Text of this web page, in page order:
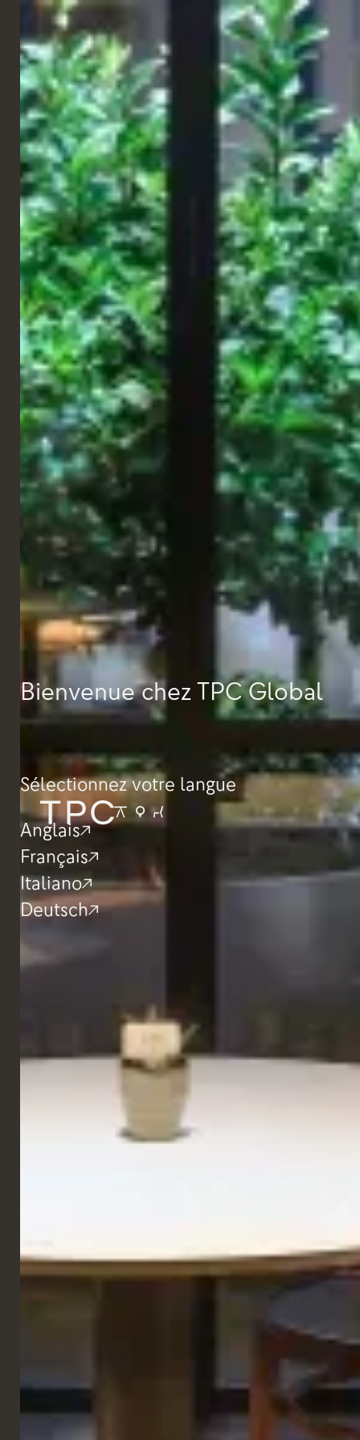
FRANÇAIS
Bienvenue chez TPC Global
Sélectionnez votre langue
Anglais
Français
Italiano
Deutsch
RESTAURANT
Meida Saint-Ouen
Paris, France
Meïda est une brasserie méditerranéenne née de la
collaboration entre le chef Mohamed Cheikh, vainqueur de Top
Chef 2021, et le groupe Bertrand. Le projet allie identité culinaire
et design intérieur pour créer un cadre chaleureux et raffiné.
Table Place Chairs a contribué à l'aménagement avec des
solutions d'ameublement sur mesure, notamment une banquette
inspirée des traditions orientales, conçue pour améliorer le
confort et renforcer l'atmosphère conviviale. L'aménagement est
complété par des banquettes, des tables et des assises
personnalisés, ainsi que par une sélection de produits standard
Ce projet reflète notre capacité à fournir des solutions
d’ameublement sur mesure qui allient esthétique, confort et
fonctionnalité dans les espaces d’accueil contemporains.